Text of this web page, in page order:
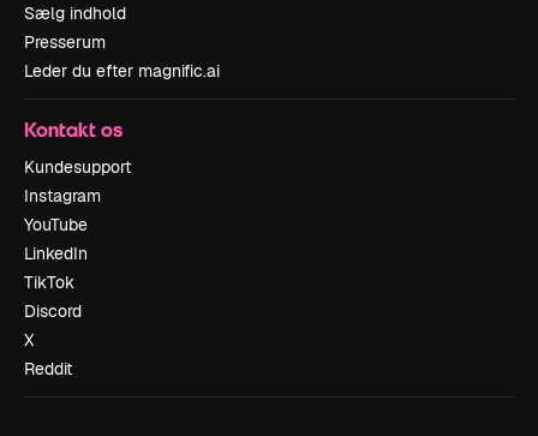
Sælg indhold
Presserum
Leder du efter magnific.ai
Kontakt os
Kundesupport
Instagram
YouTube
LinkedIn
TikTok
Discord
X
Reddit